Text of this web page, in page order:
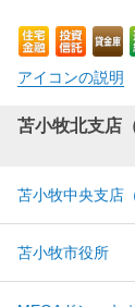
アイコンの説明
苫小牧北支店
苫小牧中央支店
苫小牧市役所